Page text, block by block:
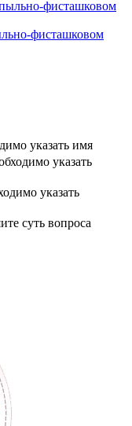
фисташковом
указать имя
указать
указать
суть вопроса